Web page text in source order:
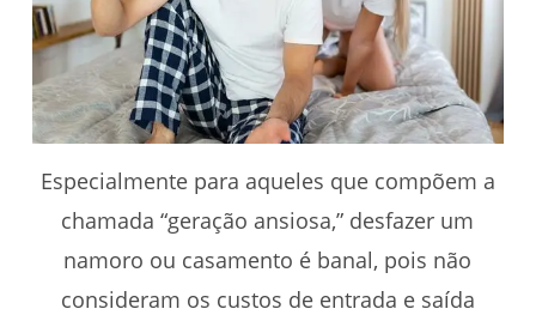
Especialmente para aqueles que compõem a
chamada “geração ansiosa,” desfazer um
namoro ou casamento é banal, pois não
consideram os custos de entrada e saída